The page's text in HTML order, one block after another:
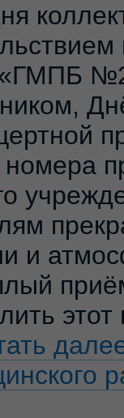
номера
и